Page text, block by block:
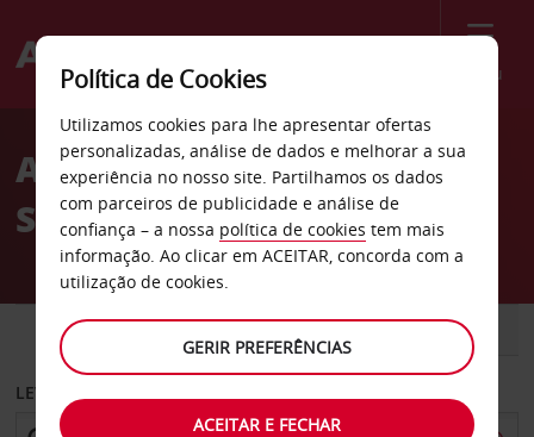
Menu
Welcome
AvisAluguer de carros
Santarém
CARRO COMERCIAIS
LEVANTAR EM
Política de Cookies
Utilizamos cookies para lhe apresentar ofertas
personalizadas, análise de dados e melhorar a sua
experiência no nosso site. Partilhamos os dados
com parceiros de publicidade e análise de
confiança – a nossa política de cookies tem mais
informação. Ao clicar em ACEITAR, concorda com a
utilização de cookies.
GERIR PREFERÊNCIAS
ACEITAR E FECHAR